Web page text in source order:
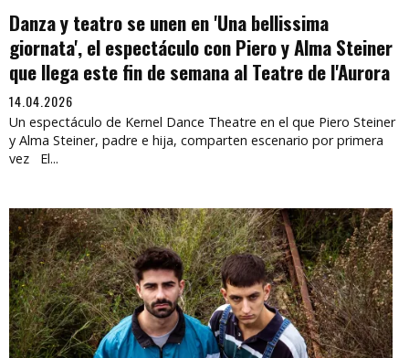
Danza y teatro se unen en 'Una bellissima
giornata', el espectáculo con Piero y Alma Steiner
que llega este fin de semana al Teatre de l'Aurora
14.04.2026
Un espectáculo de Kernel Dance Theatre en el que Piero Steiner
y Alma Steiner, padre e hija, comparten escenario por primera
vez El...